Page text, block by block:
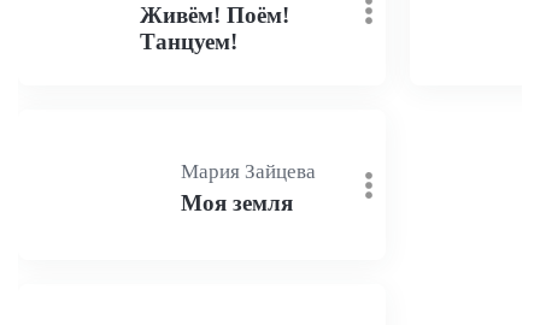
Живём! Поём!
Танцуем!
Мария Зайцева
Моя земля